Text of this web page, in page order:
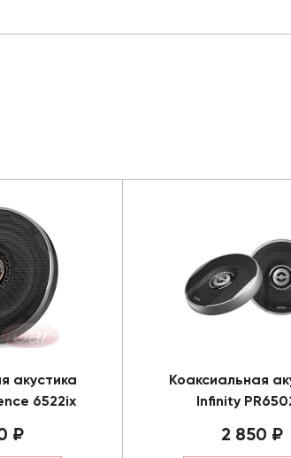
акустика
6522ix
₽
Коаксиальная
Infinity
2 850 ₽